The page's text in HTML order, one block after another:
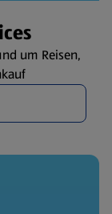
um Reisen,